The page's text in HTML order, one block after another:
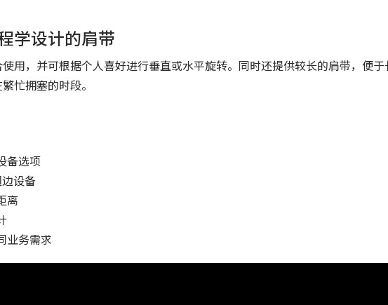
学设计的肩带
用，并可根据个人喜好进行垂直或水平旋转。同时还提供较长的肩带，便
忙拥塞的时段。
备选项
设备
离
业务需求